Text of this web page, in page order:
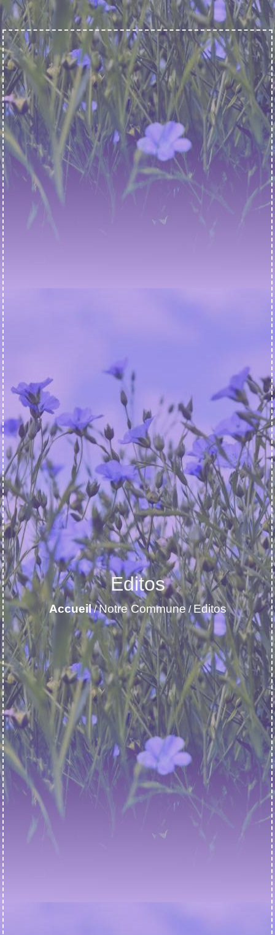
Editos
Accueil/Notre Commune / Editos